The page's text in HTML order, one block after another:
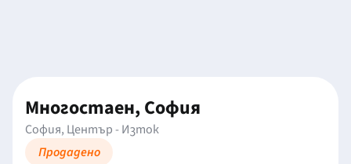
Многостаен, София
София, Център - Изток
Продадено